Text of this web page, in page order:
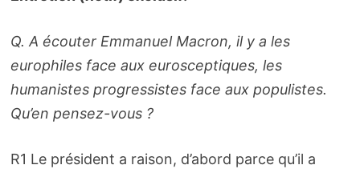
Q. A écouter Emmanuel Macron, il y a les
europhiles face aux eurosceptiques, les
humanistes progressistes face aux populistes.
Qu’en pensez-vous ?
R1 Le président a raison, d’abord parce qu’il a